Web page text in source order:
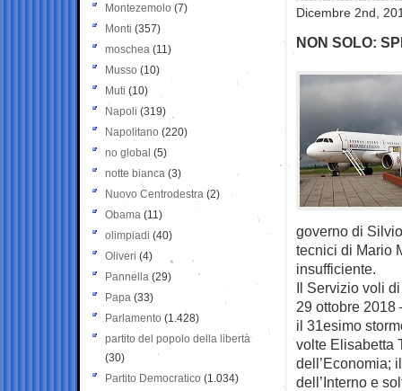
Dicembre 2nd,
NON SOLO:
governo di
tecnici di Mario
insufficiente.
Il Servizio voli
29 ottobre
il 31esimo
volte Elisabetta
dell’Economia;
dell’Interno e
Montezemolo (7)
Monti (357)
moschea (11)
Musso (10)
Muti (10)
Napoli (319)
Napolitano (220)
no global (5)
notte bianca (3)
Nuovo Centrodestra (2)
Obama (11)
olimpiadi (40)
Oliveri (4)
Pannella (29)
Papa (33)
Parlamento (1.428)
partito del popolo della libertà
(30)
Partito Democratico (1.034)